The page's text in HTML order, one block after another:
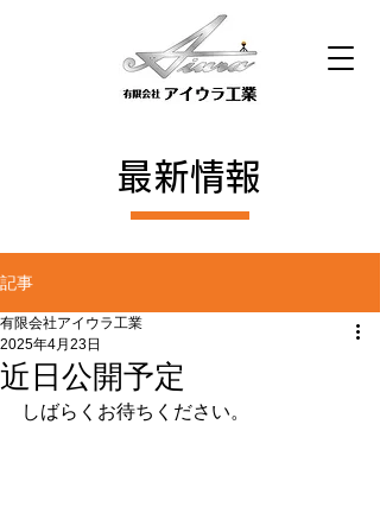
最新情報
記事
近日公開予定
有限会社アイウラ工業
2025年4月23日
しばらくお待ちください。